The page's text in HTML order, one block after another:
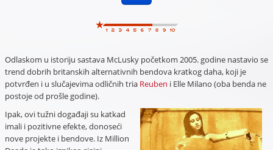
Odlaskom u istoriju sastava McLusky početkom 2005. godine nastavio se
trend dobrih britanskih alternativnih bendova kratkog daha, koji je
potvrđen i u slučajevima odličnih tria Reuben i Elle Milano (oba benda ne
postoje od prošle godine).
Ipak, ovi tužni događaji su katkad
imali i pozitivne efekte, donoseći
nove projekte i bendove. Iz Million